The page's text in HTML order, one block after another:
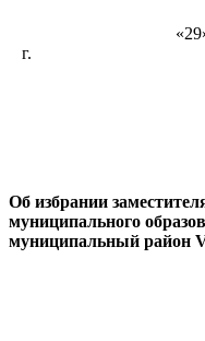
г.
Об избрании
муниципального
муниципальный район